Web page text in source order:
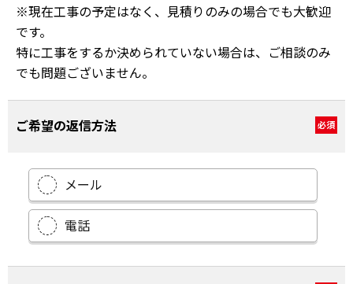
※現在工事の予定はなく、見積りのみの場合でも大歓迎
です。
特に工事をするか決められていない場合は、ご相談のみ
でも問題ございません。
ご希望の返信方法 必須
メール
電話